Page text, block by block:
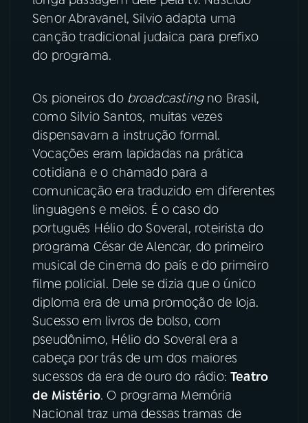
Senor Abravanel, Silvio adapta uma
canção tradicional judaica para prefixo
do programa.
Os pioneiros do broadcastingno Brasil,
como Silvio Santos, muitas vezes
dispensavam a instrução formal.
Vocações eram lapidadas na prática
cotidiana e o chamado para a
comunicação era traduzido em diferentes
linguagens e meios. É o caso do
português Hélio do Soveral, roteirista do
programa César de Alencar, do primeiro
musical de cinema do país e do primeiro
filme policial. Dele se dizia que o único
diploma era de uma promoção de loja.
Sucesso em livros de bolso, com
pseudônimo, Hélio do Soveral era a
cabeça por trás de um dos maiores
sucessos da era de ouro do rádio:Teatro
de Mistério. O programa Memória
Nacional traz uma dessas tramas de